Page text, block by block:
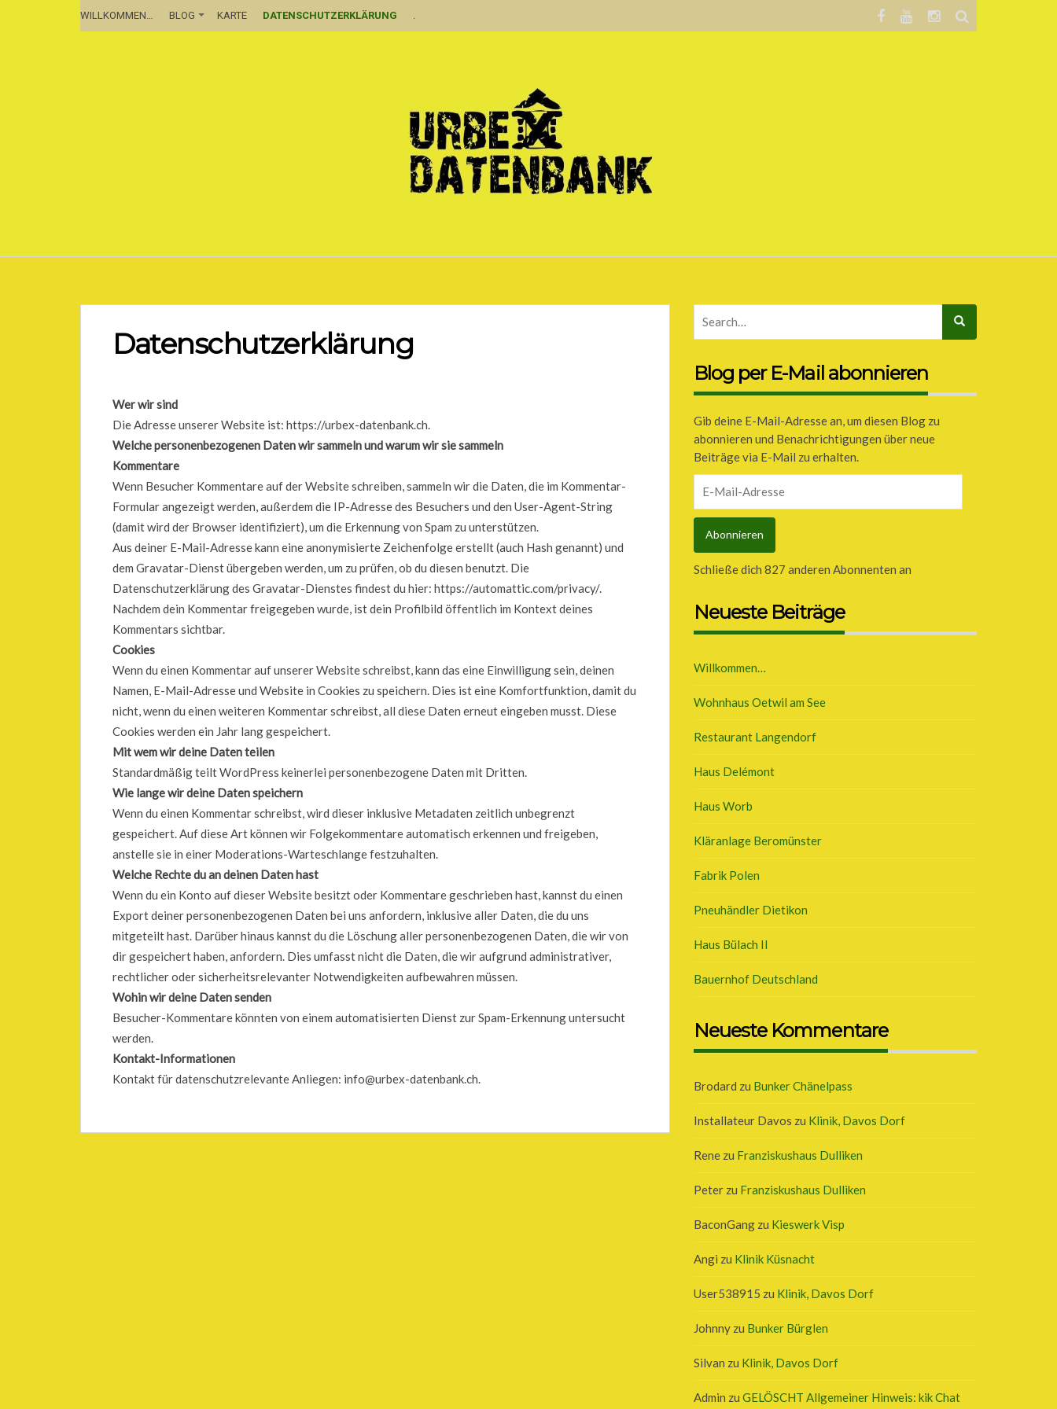
WILLKOMMEN… BLOG KARTE DATENSCHUTZERKLÄRUNG .
Datenschutzerklärung
Wer wir sind
Die Adresse unserer Website ist: https://urbex-datenbank.ch.
Welche personenbezogenen Daten wir sammeln und warum wir sie sammeln
Kommentare
Wenn Besucher Kommentare auf der Website schreiben, sammeln wir die Daten, die im Kommentar-
Formular angezeigt werden, außerdem die IP-Adresse des Besuchers und den User-Agent-String
(damit wird der Browser identifiziert), um die Erkennung von Spam zu unterstützen.
Aus deiner E-Mail-Adresse kann eine anonymisierte Zeichenfolge erstellt (auch Hash genannt) und
dem Gravatar-Dienst übergeben werden, um zu prüfen, ob du diesen benutzt. Die
Datenschutzerklärung des Gravatar-Dienstes findest du hier: https://automattic.com/privacy/.
Nachdem dein Kommentar freigegeben wurde, ist dein Profilbild öffentlich im Kontext deines
Kommentars sichtbar.
Cookies
Wenn du einen Kommentar auf unserer Website schreibst, kann das eine Einwilligung sein, deinen
Namen, E-Mail-Adresse und Website in Cookies zu speichern. Dies ist eine Komfortfunktion, damit du
nicht, wenn du einen weiteren Kommentar schreibst, all diese Daten erneut eingeben musst. Diese
Cookies werden ein Jahr lang gespeichert.
Mit wem wir deine Daten teilen
Standardmäßig teilt WordPress keinerlei personenbezogene Daten mit Dritten.
Wie lange wir deine Daten speichern
Wenn du einen Kommentar schreibst, wird dieser inklusive Metadaten zeitlich unbegrenzt
gespeichert. Auf diese Art können wir Folgekommentare automatisch erkennen und freigeben,
anstelle sie in einer Moderations-Warteschlange festzuhalten.
Welche Rechte du an deinen Daten hast
Wenn du ein Konto auf dieser Website besitzt oder Kommentare geschrieben hast, kannst du einen
Export deiner personenbezogenen Daten bei uns anfordern, inklusive aller Daten, die du uns
mitgeteilt hast. Darüber hinaus kannst du die Löschung aller personenbezogenen Daten, die wir von
dir gespeichert haben, anfordern. Dies umfasst nicht die Daten, die wir aufgrund administrativer,
rechtlicher oder sicherheitsrelevanter Notwendigkeiten aufbewahren müssen.
Wohin wir deine Daten senden
Besucher-Kommentare könnten von einem automatisierten Dienst zur Spam-Erkennung untersucht
werden.
Kontakt-Informationen
Kontakt für datenschutzrelevante Anliegen: info@urbex-datenbank.ch.
Blog per E-Mail abonnieren
Gib deine E-Mail-Adresse an, um diesen Blog zu
abonnieren und Benachrichtigungen über neue
Beiträge via E-Mail zu erhalten.
Mail-
Adresse
Abonnieren
Schließe dich 827 anderen Abonnenten an
Neueste Beiträge
Willkommen…
Wohnhaus Oetwil am See
Restaurant Langendorf
Haus Delémont
Haus Worb
Kläranlage Beromünster
Fabrik Polen
Pneuhändler Dietikon
Haus Bülach II
Bauernhof Deutschland
Neueste Kommentare
Brodard zu Bunker Chänelpass
Installateur Davos zu Klinik, Davos Dorf
Rene zu Franziskushaus Dulliken
Peter zu Franziskushaus Dulliken
BaconGang zu Kieswerk Visp
Angi zu Klinik Küsnacht
User538915 zu Klinik, Davos Dorf
Johnny zu Bunker Bürglen
Silvan zu Klinik, Davos Dorf
Admin zu GELÖSCHT Allgemeiner Hinweis: kik Chat